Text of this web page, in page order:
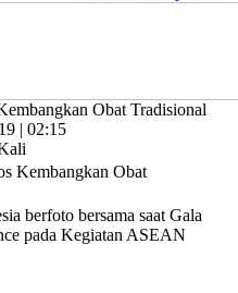
Obat Tradisional
| 02:15
berfoto bersama saat Gala
pada Kegiatan ASEAN